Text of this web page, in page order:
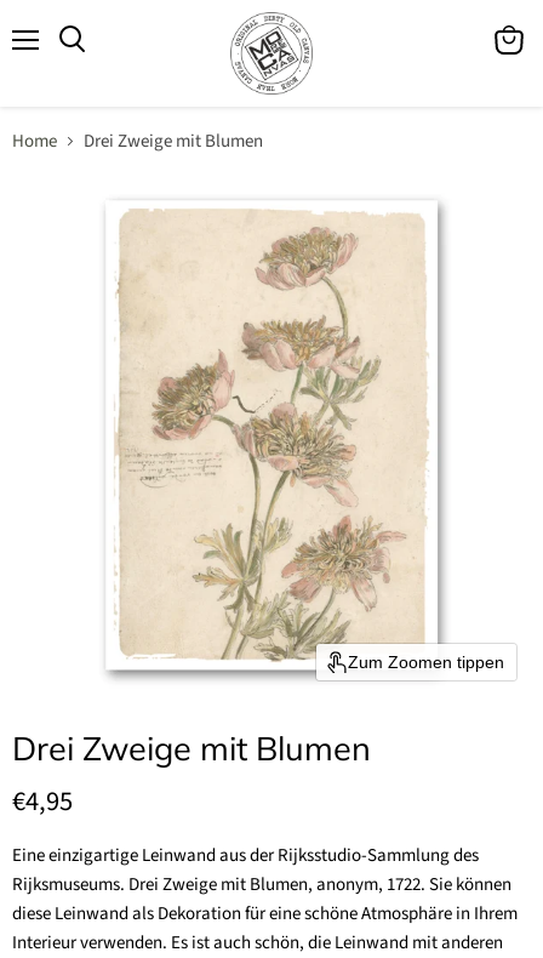
Home Drei Zweige mit Blumen
Zum Zoomen tippen
Drei Zweige mit Blumen
Aktueller Preis
€4,95
Eine einzigartige Leinwand aus der Rijksstudio-Sammlung des
Rijksmuseums. Drei Zweige mit Blumen, anonym, 1722. Sie können
diese Leinwand als Dekoration für eine schöne Atmosphäre in Ihrem
Interieur verwenden. Es ist auch schön, die Leinwand mit anderen